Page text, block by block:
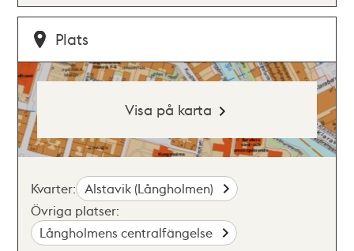
Plats
Visa på karta
Kvarter: Alstavik (Långholmen)
Övriga platser:
Långholmens centralfängelse